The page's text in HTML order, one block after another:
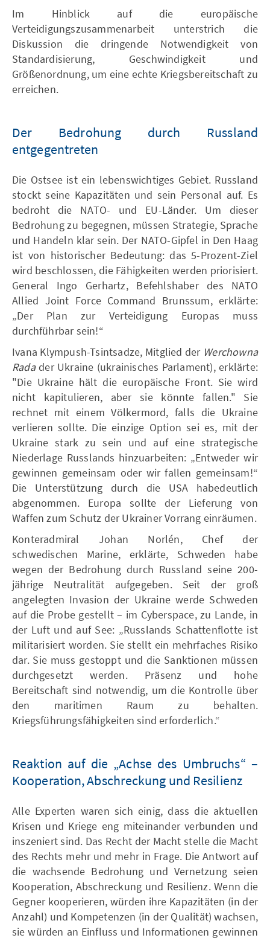
Im Hinblick auf die europäische
Verteidigungszusammenarbeit unterstrich die
Diskussion die dringende Notwendigkeit von
Standardisierung, Geschwindigkeit und
Größenordnung, um eine echte Kriegsbereitschaft zu
erreichen.
Der Bedrohung durch Russland
entgegentreten
Die Ostsee ist ein lebenswichtiges Gebiet. Russland
stockt seine Kapazitäten und sein Personal auf. Es
bedroht die NATO- und EU-Länder. Um dieser
Bedrohung zu begegnen, müssen Strategie, Sprache
und Handeln klar sein. Der NATO-Gipfel in Den Haag
ist von historischer Bedeutung: das 5-Prozent-Ziel
wird beschlossen, die Fähigkeiten werden priorisiert.
General Ingo Gerhartz, Befehlshaber des NATO
Allied Joint Force Command Brunssum, erklärte:
„Der Plan zur Verteidigung Europas muss
durchführbar sein!“
Ivana Klympush-Tsintsadze, Mitglied der Werchowna
Radader Ukraine (ukrainisches Parlament), erklärte:
"Die Ukraine hält die europäische Front. Sie wird
nicht kapitulieren, aber sie könnte fallen." Sie
rechnet mit einem Völkermord, falls die Ukraine
verlieren sollte. Die einzige Option sei es, mit der
Ukraine stark zu sein und auf eine strategische
Niederlage Russlands hinzuarbeiten: „Entweder wir
gewinnen gemeinsam oder wir fallen gemeinsam!“
Die Unterstützung durch die USA habedeutlich
abgenommen. Europa sollte der Lieferung von
Waffen zum Schutz der Ukrainer Vorrang einräumen.
Konteradmiral Johan Norlén, Chef der
schwedischen Marine, erklärte, Schweden habe
wegen der Bedrohung durch Russland seine 200-
jährige Neutralität aufgegeben. Seit der groß
angelegten Invasion der Ukraine werde Schweden
auf die Probe gestellt – im Cyberspace, zu Lande, in
der Luft und auf See: „Russlands Schattenflotte ist
militarisiert worden. Sie stellt ein mehrfaches Risiko
dar. Sie muss gestoppt und die Sanktionen müssen
durchgesetzt werden. Präsenz und hohe
Bereitschaft sind notwendig, um die Kontrolle über
den maritimen Raum zu behalten.
Kriegsführungsfähigkeiten sind erforderlich.“
Reaktion auf die „Achse des Umbruchs“ –
Kooperation, Abschreckung und Resilienz
Alle Experten waren sich einig, dass die aktuellen
Krisen und Kriege eng miteinander verbunden und
inszeniert sind. Das Recht der Macht stelle die Macht
des Rechts mehr und mehr in Frage. Die Antwort auf
die wachsende Bedrohung und Vernetzung seien
Kooperation, Abschreckung und Resilienz. Wenn die
Gegner kooperieren, würden ihre Kapazitäten (in der
Anzahl) und Kompetenzen (in der Qualität) wachsen,
sie würden an Einfluss und Informationen gewinnen